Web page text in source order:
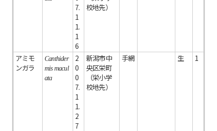
7.
1
1.
1
6
校地先）
アミモ
ンガラ
Canthider
mis macul
ata
2
0
0
7.
1
1.
2
7
新潟市中
央区栄町
（栄小学
校地先）
手網 生 1